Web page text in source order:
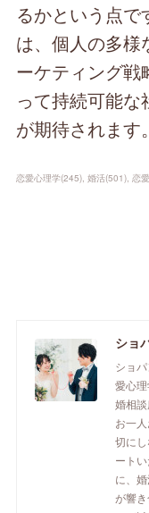
るかという点で
は、個人の多様
ーケティング戦
って持続可能な
が期待されます。
恋愛心理学(245) 婚活(501) 恋
ショ
愛心
婚相
お一
切に
ート
に、
が響